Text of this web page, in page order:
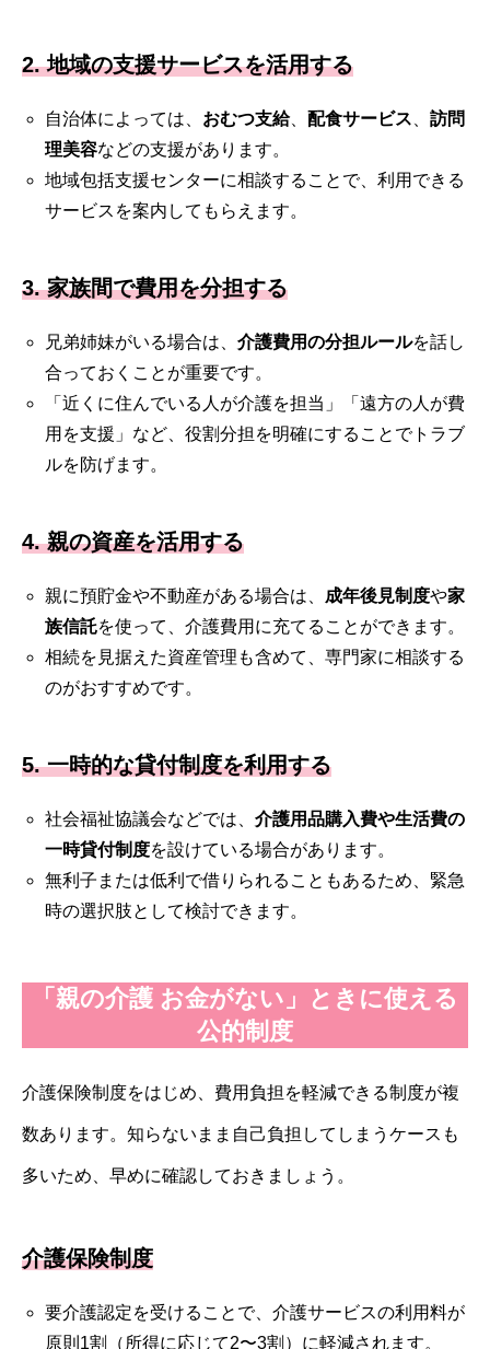
2. 地域の支援サービスを活用する
自治体によっては、 おむつ支給、 配食サービス
訪問
理美容などの支援があります。
地域包括支援センターに相談することで、利用できる
サービスを案内してもらえます。
3. 家族間で費用を分担する
兄弟姉妹がいる場合は、 介護費用の分担ルールを話し
合っておくことが重要です。
「近くに住んでいる人が介護を担当」「遠方の人が費
用を支援」など、役割分担を明確にすることでトラブ
ルを防げます。
4. 親の資産を活用する
親に預貯金や不動産がある場合は、 成年後見制度や家
族信託を使って、介護費用に充てることができます。
相続を見据えた資産管理も含めて、専門家に相談する
のがおすすめです。
5. 一時的な貸付制度を利用する
社会福祉協議会などでは、 介護用品購入費や生活費の
一時貸付制度を設けている場合があります。
無利子または低利で借りられることもあるため、緊急
時の選択肢として検討できます。
「親の介護 お金がない」ときに使える
公的制度
介護保険制度をはじめ、費用負担を軽減できる制度が複
数あります。知らないまま自己負担してしまうケースも
多いため、早めに確認しておきましょう。
介護保険制度
要介護認定を受けることで、介護サービスの利用料が
原則1割（所得に応じて2〜3割）に軽減されます。